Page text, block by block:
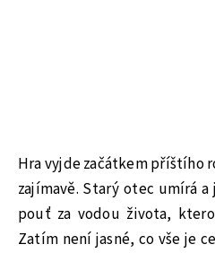
Hra vyjde začátkem příštího
zajímavě. Starý otec umírá
pouť za vodou života,
Zatím není jasné, co vše je